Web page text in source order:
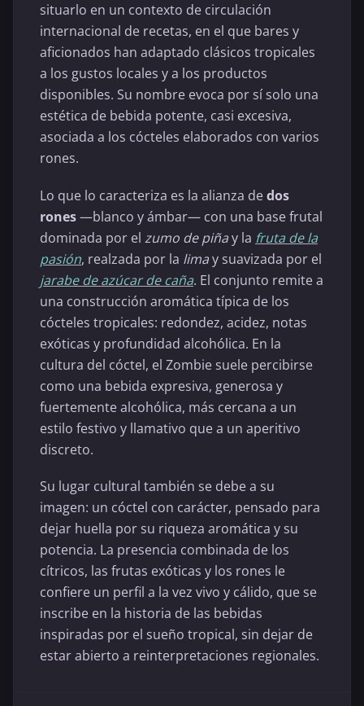
situarlo en un contexto de circulación
internacional de recetas, en el que bares y
aficionados han adaptado clásicos tropicales
a los gustos locales y a los productos
disponibles. Su nombre evoca por sí solo una
estética de bebida potente, casi excesiva,
asociada a los cócteles elaborados con varios
rones.
Lo que lo caracteriza es la alianza dedos
rones—blanco y ámbar— con una base frutal
dominada por el zumo de piñay la fruta de la
pasión, realzada por la limay suavizada por el
jarabe de azúcar de caña. El conjunto remite a
una construcción aromática típica de los
cócteles tropicales: redondez, acidez, notas
exóticas y profundidad alcohólica. En la
cultura del cóctel, el Zombie suele percibirse
como una bebida expresiva, generosa y
fuertemente alcohólica, más cercana a un
estilo festivo y llamativo que a un aperitivo
discreto.
Su lugar cultural también se debe a su
imagen: un cóctel con carácter, pensado para
dejar huella por su riqueza aromática y su
potencia. La presencia combinada de los
cítricos, las frutas exóticas y los rones le
confiere un perfil a la vez vivo y cálido, que se
inscribe en la historia de las bebidas
inspiradas por el sueño tropical, sin dejar de
estar abierto a reinterpretaciones regionales.